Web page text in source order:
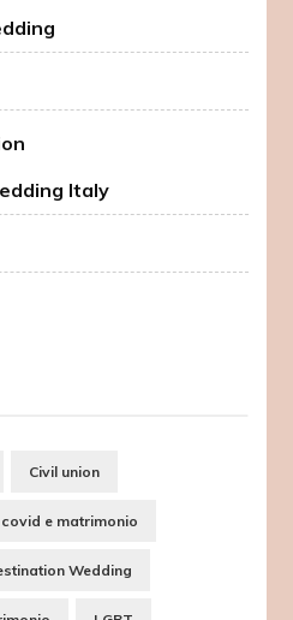
Italy
Civil union
covid e matrimonio
Wedding